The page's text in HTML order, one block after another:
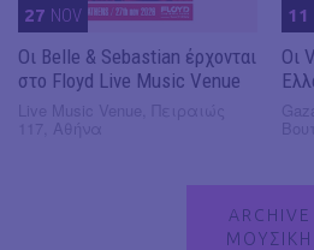
27 NOV
Οι Belle & Sebastian έρχονται
στο Floyd Live Music Venue
11
Οι
ARCHIVE
ΜΟΥΣΙΚΗ